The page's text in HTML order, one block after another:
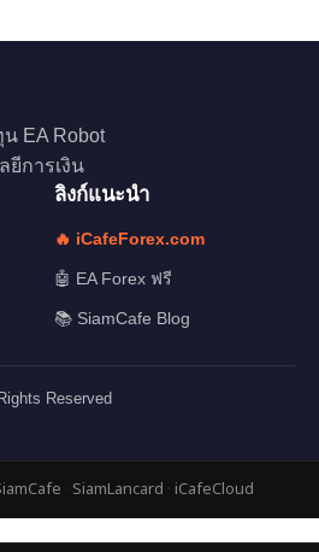
EA Robot
ยีการเงิน
ลิงก์แนะนำ
🔥 iCafeForex.com
🤖 EA Forex ฟรี
📚 SiamCafe Blog
Reserved
· SiamLancard · iCafeCloud